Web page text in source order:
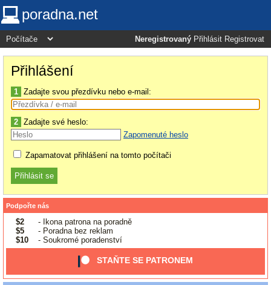
poradna.net
Neregistrovaný Přihlásit Registrovat
Přihlášení
1 Zadajte svou přezdívku nebo e-mail:
2 Zadajte své heslo:
Zapomenuté heslo
Zapamatovat přihlášení na tomto počítači
Podpořte nás
$2
- Ikona patrona na poradně
$5
- Poradna bez reklam
$10
- Soukromé poradenství
STAŇTE SE PATRONEM